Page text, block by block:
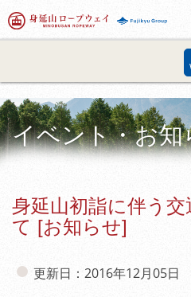
イベント・お知
身延山初詣に伴う
て [お知らせ]
更新日：2016年12月05日